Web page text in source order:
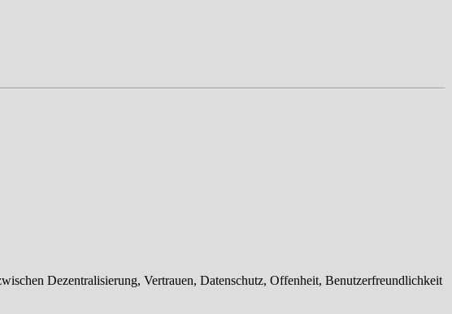
Dezentralisierung, Vertrauen, Datenschutz, Offenheit, Benutzerfreundlichkeit